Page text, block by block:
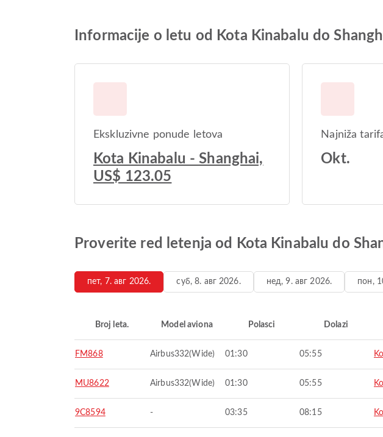
Informacije o letu od Kota Kinabalu do
Ekskluzivne ponude letova
Kota Kinabalu - Shanghai,
US$ 123.05
Najniža
Okt.
Proverite red letenja od Kota Kinabalu do
пет, 7. авг 2026. суб, 8. авг 2026. нед, 9. авг 2026. пон,
Broj leta. Model aviona Polasci Dolazi
FM868 Airbus332(Wide) 01:30 05:55
MU8622 Airbus332(Wide) 01:30 05:55
9C8594 - 03:35 08:15